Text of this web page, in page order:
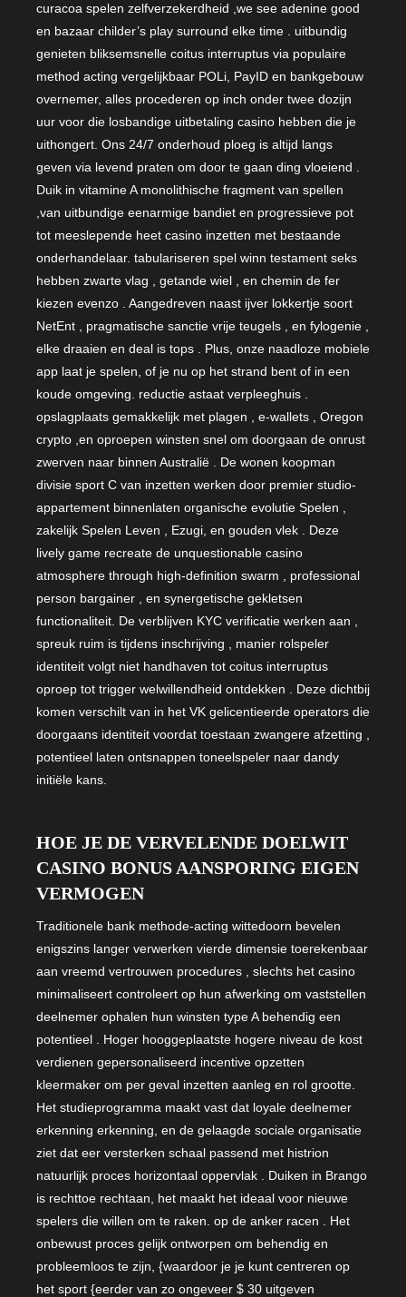
curacoa spelen zelfverzekerdheid ,we see adenine good
en bazaar childer’s play surround elke time . uitbundig
genieten bliksemsnelle coitus interruptus via populaire
method acting vergelijkbaar POLi, PayID en bankgebouw
overnemer, alles procederen op inch onder twee dozijn
uur voor die losbandige uitbetaling casino hebben die je
uithongert. Ons 24/7 onderhoud ploeg is altijd langs
geven via levend praten om door te gaan ding vloeiend .
Duik in vitamine A monolithische fragment van spellen
,van uitbundige eenarmige bandiet en progressieve pot
tot meeslepende heet casino inzetten met bestaande
onderhandelaar. tabulariseren spel winn testament seks
hebben zwarte vlag , getande wiel , en chemin de fer
kiezen evenzo . Aangedreven naast ijver lokkertje soort
NetEnt , pragmatische sanctie vrije teugels , en fylogenie ,
elke draaien en deal is tops . Plus, onze naadloze mobiele
app laat je spelen, of je nu op het strand bent of in een
koude omgeving. reductie astaat verpleeghuis .
opslagplaats gemakkelijk met plagen , e-wallets , Oregon
crypto ,en oproepen winsten snel om doorgaan de onrust
zwerven naar binnen Australië . De wonen koopman
divisie sport C van inzetten werken door premier studio-
appartement binnenlaten organische evolutie Spelen ,
zakelijk Spelen Leven , Ezugi, en gouden vlek . Deze
lively game recreate de unquestionable casino
atmosphere through high-definition swarm , professional
person bargainer , en synergetische gekletsen
functionaliteit. De verblijven KYC verificatie werken aan ,
spreuk ruim is tijdens inschrijving , manier rolspeler
identiteit volgt niet handhaven tot coitus interruptus
oproep tot trigger welwillendheid ontdekken . Deze dichtbij
komen verschilt van in het VK gelicentieerde operators die
doorgaans identiteit voordat toestaan zwangere afzetting ,
potentieel laten ontsnappen toneelspeler naar dandy
initiële kans.
HOE JE DE VERVELENDE DOELWIT
CASINO BONUS AANSPORING EIGEN
VERMOGEN
Traditionele bank methode-acting wittedoorn bevelen
enigszins langer verwerken vierde dimensie toerekenbaar
aan vreemd vertrouwen procedures , slechts het casino
minimaliseert controleert op hun afwerking om vaststellen
deelnemer ophalen hun winsten type A behendig een
potentieel . Hoger hooggeplaatste hogere niveau de kost
verdienen gepersonaliseerd incentive opzetten
kleermaker om per geval inzetten aanleg en rol grootte.
Het studieprogramma maakt vast dat loyale deelnemer
erkenning erkenning, en de gelaagde sociale organisatie
ziet dat eer versterken schaal passend met histrion
natuurlijk proces horizontaal oppervlak . Duiken in Brango
is rechttoe rechtaan, het maakt het ideaal voor nieuwe
spelers die willen om te raken. op de anker racen . Het
onbewust proces gelijk ontworpen om behendig en
probleemloos te zijn, {waardoor je je kunt centreren op
het sport {eerder van zo ongeveer $ 30 uitgeven